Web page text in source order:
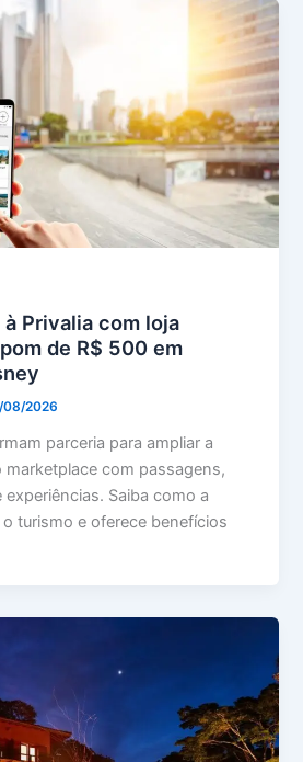
Privalia com loja
de R$ 500 em
08/2026
parceria para ampliar a
marketplace com passagens,
Saiba como a
turismo e oferece benefícios